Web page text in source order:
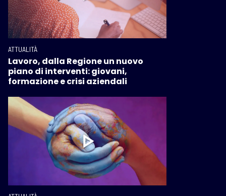
ATTUALITÀ
Lavoro, dalla Regione un nuovo
piano di interventi: giovani,
formazione e crisi aziendali